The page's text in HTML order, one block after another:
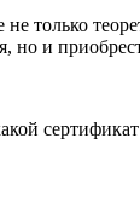
но и